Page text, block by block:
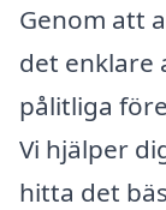
Genom att
det enklare
pålitliga
Vi hjälper
hitta det